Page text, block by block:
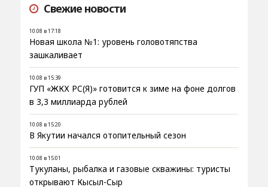
Свежие новости
10.08 в 17:18
Новая школа №1: уровень головотяпства
зашкаливает
10.08 в 15:39
ГУП «ЖКХ РС(Я)» готовится к зиме на фоне долгов
в 3,3 миллиарда рублей
10.08 в 15:20
В Якутии начался отопительный сезон
10.08 в 15:01
Тукуланы, рыбалка и газовые скважины: туристы
открывают Кысыл-Сыр